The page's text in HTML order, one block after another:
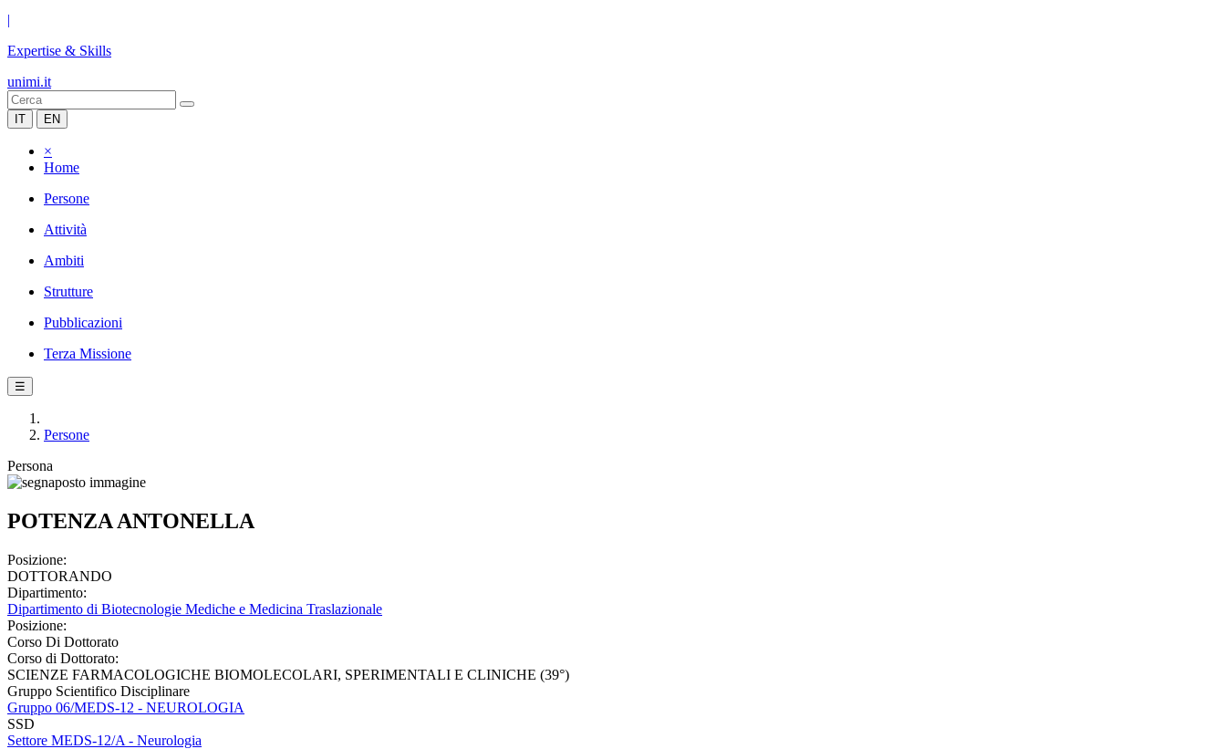
|
Expertise & Skills
unimi.it
IT EN
×
Home
Persone
Attività
Ambiti
Strutture
Pubblicazioni
Terza Missione
☰
Persone
Persona
POTENZA ANTONELLA
Posizione:
DOTTORANDO
Dipartimento:
Dipartimento di Biotecnologie Mediche e Medicina Traslazionale
Posizione:
Corso Di Dottorato
Corso di Dottorato:
SCIENZE FARMACOLOGICHE BIOMOLECOLARI, SPERIMENTALI E CLINICHE (39°)
Gruppo Scientifico Disciplinare
Gruppo 06/MEDS-12 - NEUROLOGIA
SSD
Settore MEDS-12/A - Neurologia